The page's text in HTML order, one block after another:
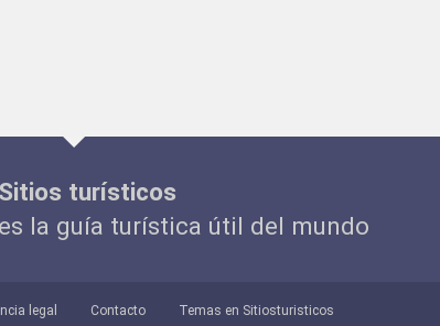
Sitios turísticos
es la guía turística útil del mundo
legal Contacto Temas en Sitiosturisticos